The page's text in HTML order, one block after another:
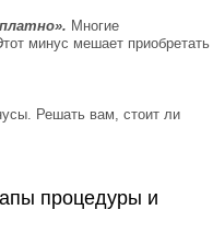
Многие
минус мешает приобретать
Решать вам, стоит ли
процедуры и